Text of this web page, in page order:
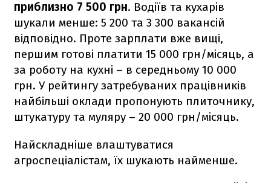
приблизно 7 500 грн. Водіїв та кухарів
шукали менше: 5 200 та 3 300 вакансій
відповідно. Проте зарплати вже вищі,
першим готові платити 15 000 грн/місяць, а
за роботу на кухні – в середньому 10 000
грн. У рейтингу затребуваних працівників
найбільші оклади пропонують плиточнику,
штукатуру та муляру – 20 000 грн/місяць.
Найскладніше влаштуватися
агроспеціалістам, їх шукають найменше.